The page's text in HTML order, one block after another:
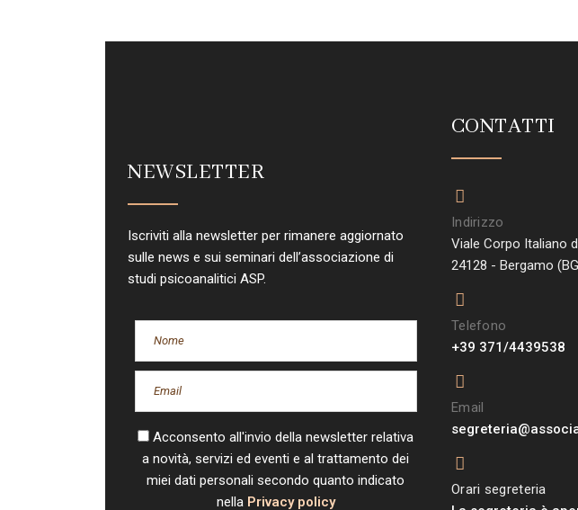
NEWSLETTER
Iscriviti alla newsletter per rimanere aggiornato
sulle news e sui seminari dell’associazione di
studi psicoanalitici ASP.
Acconsento all'invio della newsletter relativa
a novità, servizi ed eventi e al trattamento dei
miei dati personali secondo quanto indicato
nella Privacy policy
CONTATTI
Indirizzo
Viale Corpo Italiano
24128 - Bergamo
Telefono
+39 371/4439538
Email
Orari segreteria